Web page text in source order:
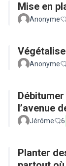
Mise en
Anonyme
Anonyme
l’avenue
Jérôme 6
Planter